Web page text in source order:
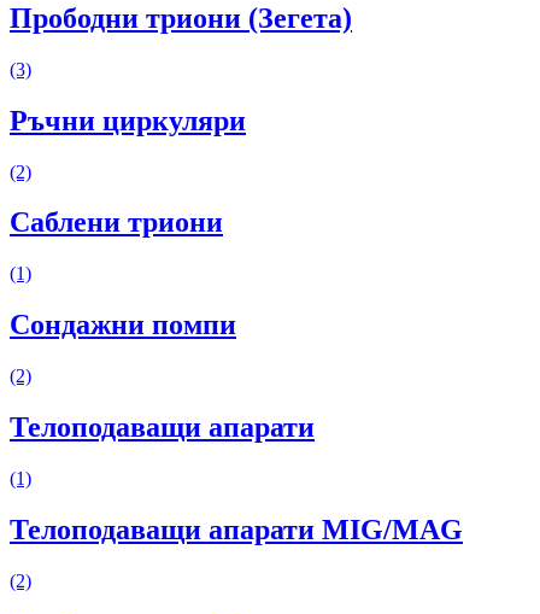
Прободни триони (Зегета)
(3)
Ръчни циркуляри
(2)
Саблени триони
(1)
Сондажни помпи
(2)
Телоподаващи апарати
(1)
Телоподаващи апарати MIG/MAG
(2)